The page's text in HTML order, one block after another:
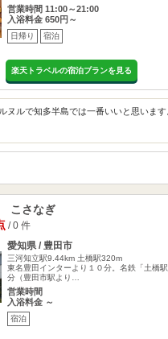
営業時間 11:00～21:00
入浴料金 650円～
日帰り 宿泊
楽天トラベルの宿泊プランを見る
ヌルで知多半島では一番いいと思います
こさなぎ
/ 0 件
愛知県 / 豊田市
三河知立駅9.44km 土橋駅320m
東名豊田インターより１０分。名鉄「土橋
分（豊田市駅より…
営業時間
入浴料金 ～
宿泊